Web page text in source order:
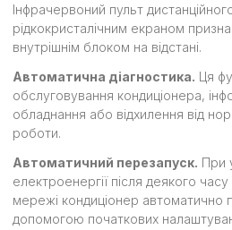
Інфрачервоний пульт
рідкокристалічним екраном
внутрішнім блоком на відстані.
Автоматична діагностика. Ця
обслуговування кондиціонера,
обладнання або відхилення від
роботи.
Автоматичний перезапуск. При
електроенергії після деякого
мережі кондиціонер автоматично
допомогою початкових